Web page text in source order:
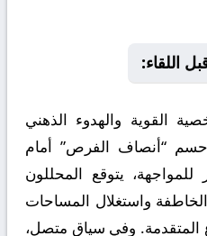
اللقاء:
القوية والهدوء الذهني
“أنصاف الفرص” أمام
يتوقع المحللون
واستغلال المساحات
المتقدمة. وفي سياق متصل،